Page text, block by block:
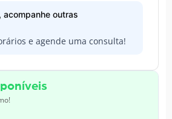
acompanhe outras
e agende uma consulta!